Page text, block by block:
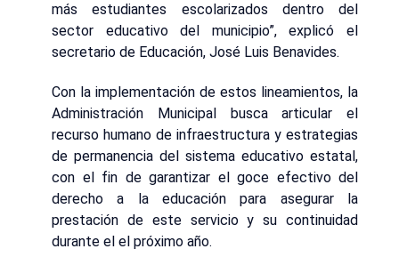
más estudiantes escolarizados dentro del
sector educativo del municipio”, explicó el
secretario de Educación, José Luis Benavides.
Con la implementación de estos lineamientos, la
Administración Municipal busca articular el
recurso humano de infraestructura y estrategias
de permanencia del sistema educativo estatal,
con el fin de garantizar el goce efectivo del
derecho a la educación para asegurar la
prestación de este servicio y su continuidad
durante el el próximo año.